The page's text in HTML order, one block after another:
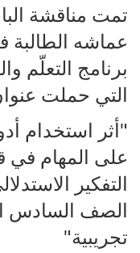
تمت مناقشة
عماشه الطالبة
برنامج التعلّم
التي حملت
"أثر استخدام
على المهام في
التفكير
الصف السادس
تجريبية"